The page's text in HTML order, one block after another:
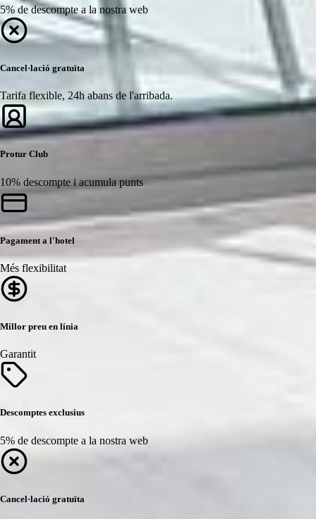
5% de descompte a la nostra web
Cancel·lació gratuïta
Tarifa flexible, 24h abans de l'arribada.
Protur Club
10% descompte i acumula punts
Pagament a l'hotel
Més flexibilitat
Millor preu en línia
Garantit
Descomptes exclusius
5% de descompte a la nostra web
Cancel·lació gratuïta